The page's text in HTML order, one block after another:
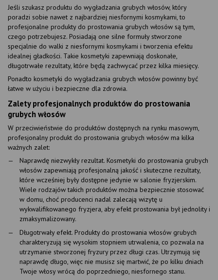
Jeśli szukasz produktu do wygładzania grubych włosów, który
poradzi sobie nawet z najbardziej niesfornymi kosmykami, to
profesjonalne produkty do prostowania grubych włosów są tym,
czego potrzebujesz. Posiadają one silne formuły stworzone
specjalnie do walki z niesfornymi kosmykami i tworzenia efektu
idealnej gładkości. Takie kosmetyki zapewniają doskonałe,
długotrwałe rezultaty, które będą zachwycać przez kilka miesięcy.
Ponadto kosmetyki do wygładzania grubych włosów powinny być
łatwe w użyciu i bezpieczne dla zdrowia.
Zalety profesjonalnych produktów do prostowania
grubych włosów
W przeciwieństwie do produktów dostępnych na rynku masowym,
profesjonalny produkt do prostowania grubych włosów ma kilka
ważnych zalet:
Naprawdę niezwykły rezultat. Kosmetyki do prostowania grubych
włosów zapewniają profesjonalną jakość i skuteczne rezultaty,
które wcześniej były dostępne jedynie w salonie fryzjerskim.
Wiele rodzajów takich produktów można bezpiecznie stosować
w domu, choć producenci nadal zalecają wizytę u
wykwalifikowanego fryzjera, aby efekt prostowania był jednolity i
zmaksymalizowany.
Długotrwały efekt. Produkty do prostowania włosów grubych
charakteryzują się wysokim stopniem utrwalenia, co pozwala na
utrzymanie stworzonej fryzury przez długi czas. Utrzymują się
naprawdę długo, więc nie musisz się martwić, że po kilku dniach
Twoje włosy wrócą do poprzedniego, niesfornego stanu.